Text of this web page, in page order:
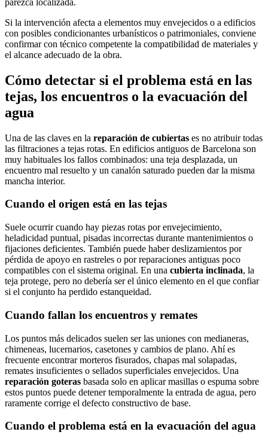
Si la intervención afecta a elementos muy envejecidos o a edificios
con posibles condicionantes urbanísticos o patrimoniales, conviene
confirmar con técnico competente la compatibilidad de materiales y
el alcance adecuado de la obra.
Cómo detectar si el problema está en las
tejas, los encuentros o la evacuación del
agua
Una de las claves en la reparación de cubiertas es no atribuir todas
las filtraciones a tejas rotas. En edificios antiguos de Barcelona son
muy habituales los fallos combinados: una teja desplazada, un
encuentro mal resuelto y un canalón saturado pueden dar la misma
mancha interior.
Cuando el origen está en las tejas
Suele ocurrir cuando hay piezas rotas por envejecimiento,
heladicidad puntual, pisadas incorrectas durante mantenimientos o
fijaciones deficientes. También puede haber deslizamientos por
pérdida de apoyo en rastreles o por reparaciones antiguas poco
compatibles con el sistema original. En una cubierta inclinada, la
teja protege, pero no debería ser el único elemento en el que confiar
si el conjunto ha perdido estanqueidad.
Cuando fallan los encuentros y remates
Los puntos más delicados suelen ser las uniones con medianeras,
chimeneas, lucernarios, casetones y cambios de plano. Ahí es
frecuente encontrar morteros fisurados, chapas mal solapadas,
remates insuficientes o sellados superficiales envejecidos. Una
reparación goteras basada solo en aplicar masillas o espuma sobre
estos puntos puede detener temporalmente la entrada de agua, pero
raramente corrige el defecto constructivo de base.
Cuando el problema está en la evacuación del agua